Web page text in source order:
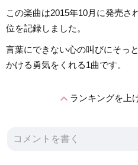
この楽曲は2015年10月に発売さ
位を記録しました。
言葉にできない心の叫びにそっ
かける勇気をくれる1曲です。
expand_lessランキングを上